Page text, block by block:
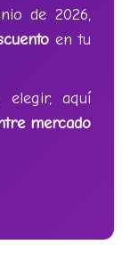
de 2026,
en tu
elegir, aquí
mercado